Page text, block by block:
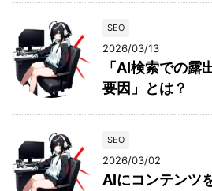
SEO
2026/03/13
「AI検索での露
要因」とは？
SEO
2026/03/02
AIにコンテンツ